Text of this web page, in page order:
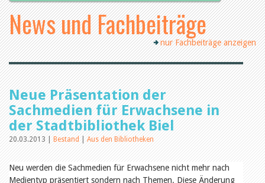
News und Fachbeiträge
Bibliotheken
Agenda
Dienstleistungen
biblioBE nutzen
Zur Artikelübersicht
Lesenswert
Gut bewertet
Kategorien
Aus dem Amt für Kultur
Aus der Kommission
Aus den Bibliotheken
Organisation
Raum und Infrastruktur
Bestand
Benutzung
Finanzen
Personal
Qualitätsmanagement
Recht und Politik
News und Fachbeiträge
nur Fachbeiträge anzeigen
Neue Präsentation der
Sachmedien für Erwachsene in
der Stadtbibliothek Biel
20.03.2013 |Bestand|Aus den Bibliotheken
Neu werden die Sachmedien für Erwachsene nicht mehr nach
Medientyp präsentiert sondern nach Themen. Diese Änderung